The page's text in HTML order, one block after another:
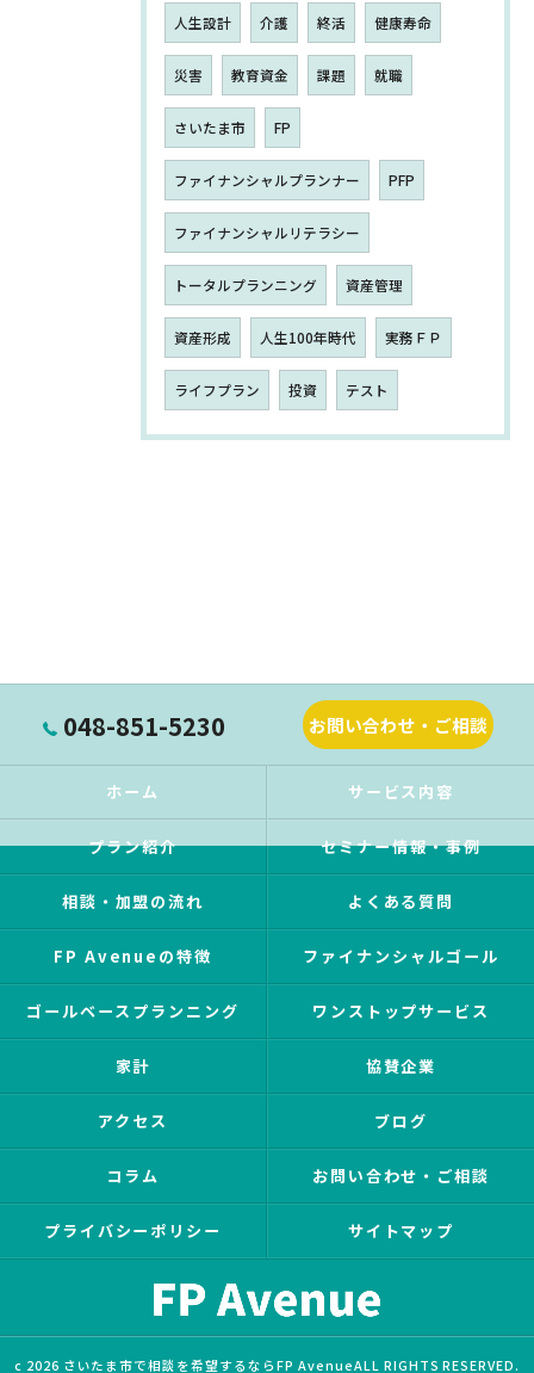
人生設計 介護 終活 健康寿命
災害 教育資金 課題 就職
さいたま市 FP
ファイナンシャルプランナー PFP
ファイナンシャルリテラシー
トータルプランニング 資産管理
資産形成 人生100年時代 実務ＦＰ
ライフプラン 投資 テスト
048-851-5230 お問い合わせ・ご相談
ホーム サービス内容
プラン紹介 セミナー情報・事例
相談・加盟の流れ よくある質問
FP Avenueの特徴 ファイナンシャルゴール
ゴールベースプランニング ワンストップサービス
家計 協賛企業
アクセス ブログ
コラム お問い合わせ・ご相談
プライバシーポリシー サイトマップ
c 2026 さいたま市で相談を希望するならFP AvenueALL RIGHTS RESERVED.